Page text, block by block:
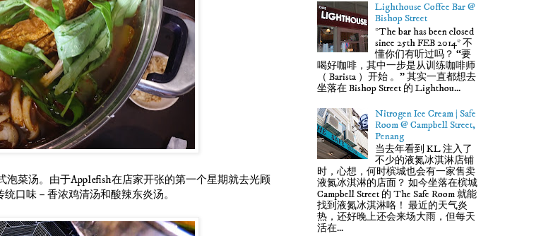
菜汤。由于Applefish在店家开张的第一个星期就去光顾
口味－香浓鸡清汤和酸辣东炎汤。
Lighthouse Coffee Bar @
Bishop Street
*The bar has been closed
since 25th FEB 2014* 不
懂你们有听过吗？ “要
喝好咖啡，其中一步是从训练咖啡师
（ Barista ）开始 。” 其实一直都想去
坐落在 Bishop Street 的 Lighthou...
Nitrogen Ice Cream | Safe
Room @ Campbell Street,
Penang
当去年看到 KL 注入了
不少的液氮冰淇淋店铺
时，心想，何时槟城也会有一家售卖
液氮冰淇淋的店面？ 如今坐落在槟城
Campbell Street 的 The Safe Room 就能
找到液氮冰淇淋咯！ 最近的天气炎
热，还好晚上还会来场大雨，但每天
活在...